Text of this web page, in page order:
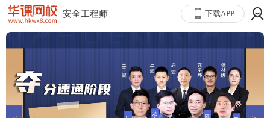
安全工程师 下载APP